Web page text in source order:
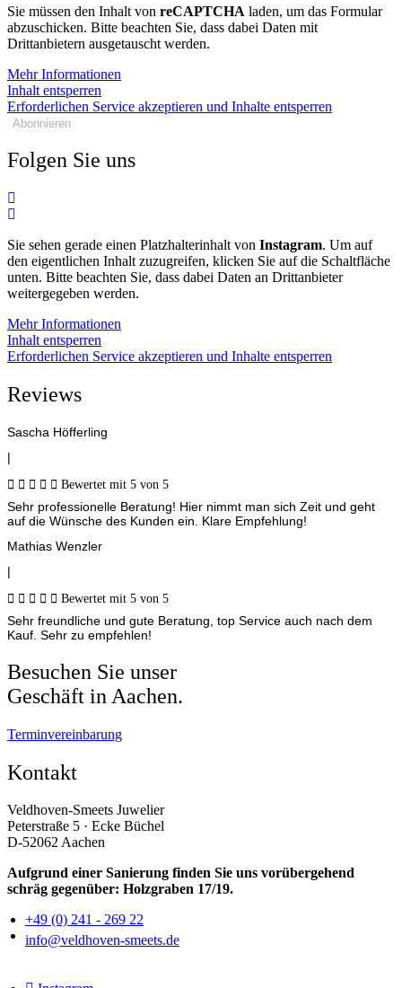
Sie müssen den Inhalt von reCAPTCHA laden, um das Formular
abzuschicken. Bitte beachten Sie, dass dabei Daten mit
Drittanbietern ausgetauscht werden.
Mehr Informationen
Inhalt entsperren
Erforderlichen Service akzeptieren und Inhalte entsperren
Abonnieren
Folgen Sie uns
Sie sehen gerade einen Platzhalterinhalt von Instagram. Um auf
den eigentlichen Inhalt zuzugreifen, klicken Sie auf die Schaltfläche
unten. Bitte beachten Sie, dass dabei Daten an Drittanbieter
weitergegeben werden.
Mehr Informationen
Inhalt entsperren
Erforderlichen Service akzeptieren und Inhalte entsperren
Reviews
Sascha Höfferling
|
     Bewertet mit 5 von 5
Sehr professionelle Beratung! Hier nimmt man sich Zeit und geht
auf die Wünsche des Kunden ein. Klare Empfehlung!
Mathias Wenzler
|
     Bewertet mit 5 von 5
Sehr freundliche und gute Beratung, top Service auch nach dem
Kauf. Sehr zu empfehlen!
Besuchen Sie unser
Geschäft in Aachen.
Terminvereinbarung
Kontakt
Veldhoven-Smeets Juwelier
Peterstraße 5 · Ecke Büchel
D-52062 Aachen
Aufgrund einer Sanierung finden Sie uns vorübergehend
schräg gegenüber: Holzgraben 17/19.
+49 (0) 241 - 269 22
info@veldhoven-smeets.de